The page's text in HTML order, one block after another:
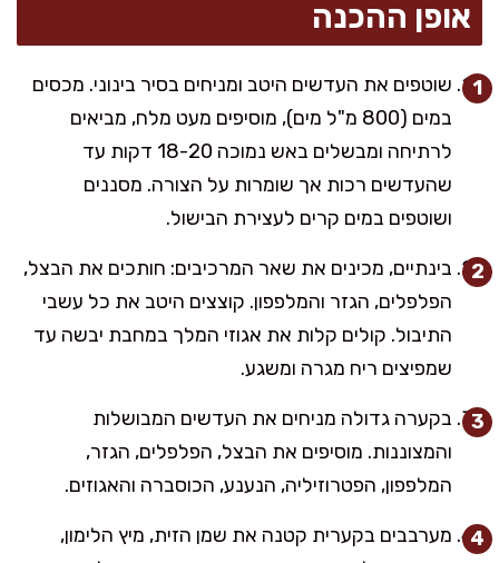
אופן ההכנה
שוטפים את העדשים היטב ומניחים בסיר בינוני. מכסים
במים (800 מ"ל מים), מוסיפים מעט מלח, מביאים
לרתיחה ומבשלים באש נמוכה 18-20 דקות עד
שהעדשים רכות אך שומרות על הצורה. מסננים
ושוטפים במים קרים לעצירת הבישול.
בינתיים, מכינים את שאר המרכיבים: חותכים את הבצל,
הפלפלים, הגזר והמלפפון. קוצצים היטב את כל עשבי
התיבול. קולים קלות את אגוזי המלך במחבת יבשה עד
שמפיצים ריח מגרה ומשגע.
בקערה גדולה מניחים את העדשים המבושלות
והמצוננות. מוסיפים את הבצל, הפלפלים, הגזר,
המלפפון, הפטרוזיליה, הנענע, הכוסברה והאגוזים.
מערבבים בקערית קטנה את שמן הזית, מיץ הלימון,